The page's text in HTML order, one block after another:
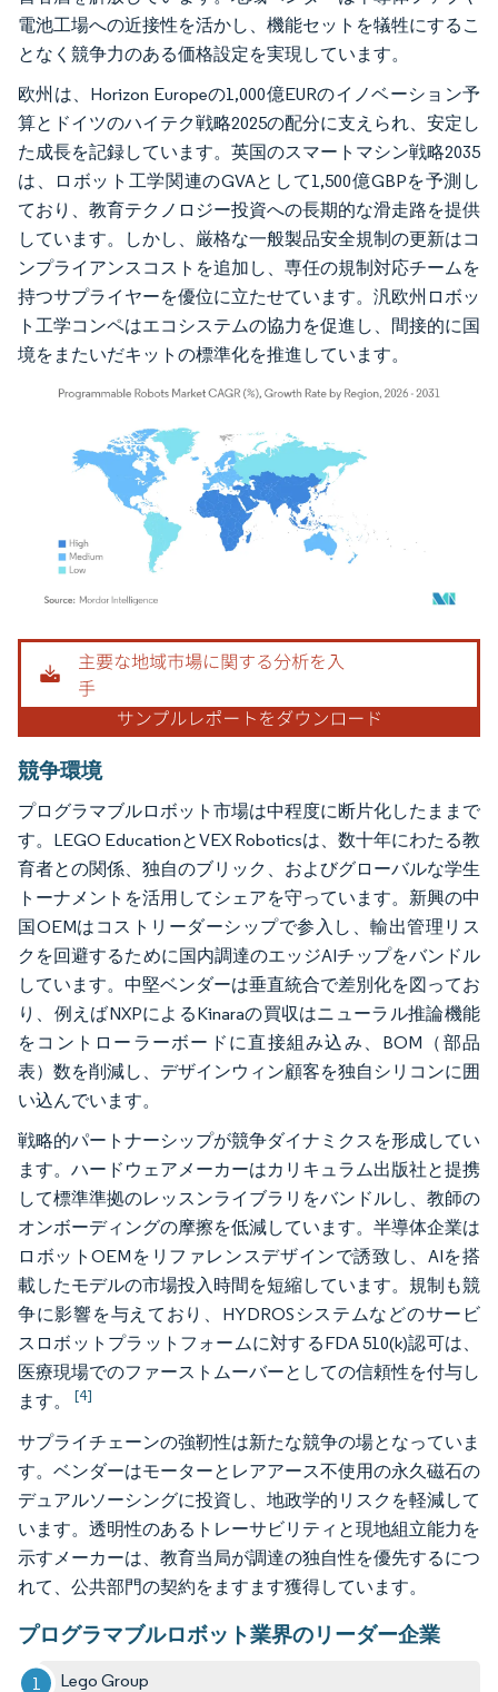
電池工場への近接性を活かし、機能セットを犠牲にするこ
となく競争力のある価格設定を実現しています。
欧州は、Horizon Europeの1,000億EURのイノベーション予
算とドイツのハイテク戦略2025の配分に支えられ、安定し
た成長を記録しています。英国のスマートマシン戦略2035
は、ロボット工学関連のGVAとして1,500億GBPを予測し
ており、教育テクノロジー投資への長期的な滑走路を提供
しています。しかし、厳格な一般製品安全規制の更新はコ
ンプライアンスコストを追加し、専任の規制対応チームを
持つサプライヤーを優位に立たせています。汎欧州ロボッ
ト工学コンペはエコシステムの協力を促進し、間接的に国
境をまたいだキットの標準化を推進しています。
画像 © Mordor Intelligence。再利用にはCC BY 4.0の表示が必要です。
競争環境
プログラマブルロボット市場は中程度に断片化したままで
す。LEGO EducationとVEX Roboticsは、数十年にわたる教
育者との関係、独自のブリック、およびグローバルな学生
トーナメントを活用してシェアを守っています。新興の中
国OEMはコストリーダーシップで参入し、輸出管理リス
クを回避するために国内調達のエッジAIチップをバンドル
しています。中堅ベンダーは垂直統合で差別化を図ってお
り、例えばNXPによるKinaraの買収はニューラル推論機能
をコントローラーボードに直接組み込み、BOM（部品
表）数を削減し、デザインウィン顧客を独自シリコンに囲
い込んでいます。
戦略的パートナーシップが競争ダイナミクスを形成してい
ます。ハードウェアメーカーはカリキュラム出版社と提携
して標準準拠のレッスンライブラリをバンドルし、教師の
オンボーディングの摩擦を低減しています。半導体企業は
ロボットOEMをリファレンスデザインで誘致し、AIを搭
載したモデルの市場投入時間を短縮しています。規制も競
争に影響を与えており、HYDROSシステムなどのサービ
スロボットプラットフォームに対するFDA 510(k)認可は、
医療現場でのファーストムーバーとしての信頼性を付与し
ます。 [4]
サプライチェーンの強靭性は新たな競争の場となっていま
す。ベンダーはモーターとレアアース不使用の永久磁石の
デュアルソーシングに投資し、地政学的リスクを軽減して
います。透明性のあるトレーサビリティと現地組立能力を
示すメーカーは、教育当局が調達の独自性を優先するにつ
れて、公共部門の契約をますます獲得しています。
プログラマブルロボット業界のリーダー企業
Lego Group